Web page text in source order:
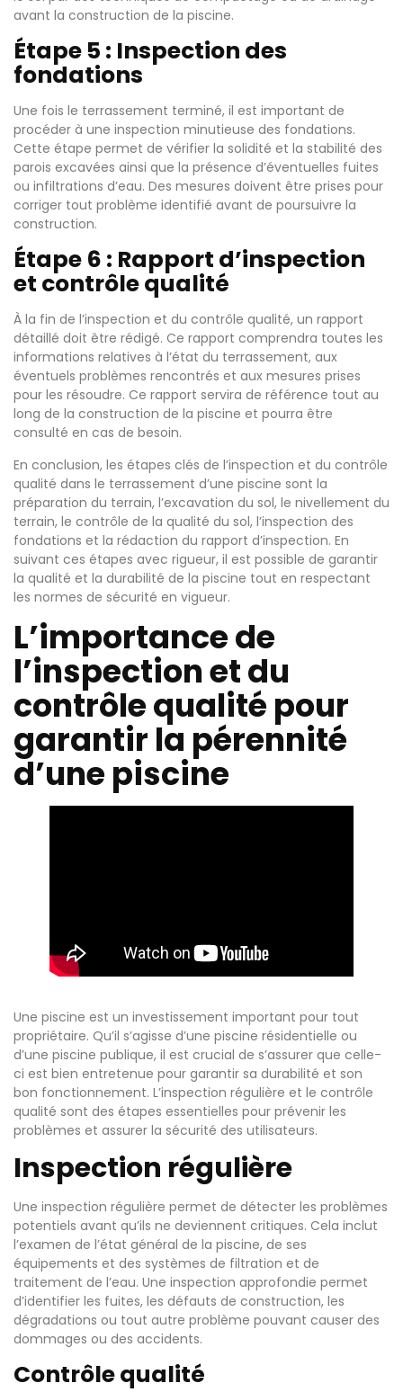
avant la construction de la piscine.
Étape 5 : Inspection des
fondations
Une fois le terrassement terminé, il est important de
procéder à une inspection minutieuse des fondations.
Cette étape permet de vérifier la solidité et la stabilité des
parois excavées ainsi que la présence d’éventuelles fuites
ou infiltrations d’eau. Des mesures doivent être prises pour
corriger tout problème identifié avant de poursuivre la
construction.
Étape 6 : Rapport d’inspection
et contrôle qualité
À la fin de l’inspection et du contrôle qualité, un rapport
détaillé doit être rédigé. Ce rapport comprendra toutes les
informations relatives à l’état du terrassement, aux
éventuels problèmes rencontrés et aux mesures prises
pour les résoudre. Ce rapport servira de référence tout au
long de la construction de la piscine et pourra être
consulté en cas de besoin.
En conclusion, les étapes clés de l’inspection et du contrôle
qualité dans le terrassement d’une piscine sont la
préparation du terrain, l’excavation du sol, le nivellement du
terrain, le contrôle de la qualité du sol, l’inspection des
fondations et la rédaction du rapport d’inspection. En
suivant ces étapes avec rigueur, il est possible de garantir
la qualité et la durabilité de la piscine tout en respectant
les normes de sécurité en vigueur.
L’importance de
l’inspection et du
contrôle qualité pour
garantir la pérennité
d’une piscine
Une piscine est un investissement important pour tout
propriétaire. Qu’il s’agisse d’une piscine résidentielle ou
d’une piscine publique, il est crucial de s’assurer que celle-
ci est bien entretenue pour garantir sa durabilité et son
bon fonctionnement. L’inspection régulière et le contrôle
qualité sont des étapes essentielles pour prévenir les
problèmes et assurer la sécurité des utilisateurs.
Inspection régulière
Une inspection régulière permet de détecter les problèmes
potentiels avant qu’ils ne deviennent critiques. Cela inclut
l’examen de l’état général de la piscine, de ses
équipements et des systèmes de filtration et de
traitement de l’eau. Une inspection approfondie permet
d’identifier les fuites, les défauts de construction, les
dégradations ou tout autre problème pouvant causer des
dommages ou des accidents.
Contrôle qualité